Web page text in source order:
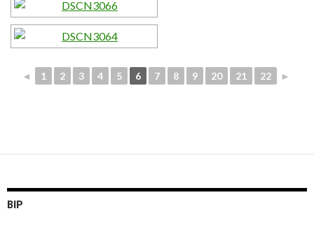
◄ 1 2 3 4 5 6 7 8 9 20 21 22 ►
BIP